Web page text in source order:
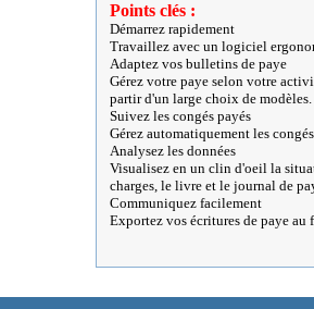
Points clés :
Démarrez rapidement
Travaillez avec un logiciel
Adaptez vos bulletins de paye
Gérez votre paye selon votre
partir d'un large choix de modèles.
Suivez les congés payés
Gérez automatiquement les
Analysez les données
Visualisez en un clin d'oeil la
charges, le livre et le journal de
Communiquez facilement
Exportez vos écritures de paye